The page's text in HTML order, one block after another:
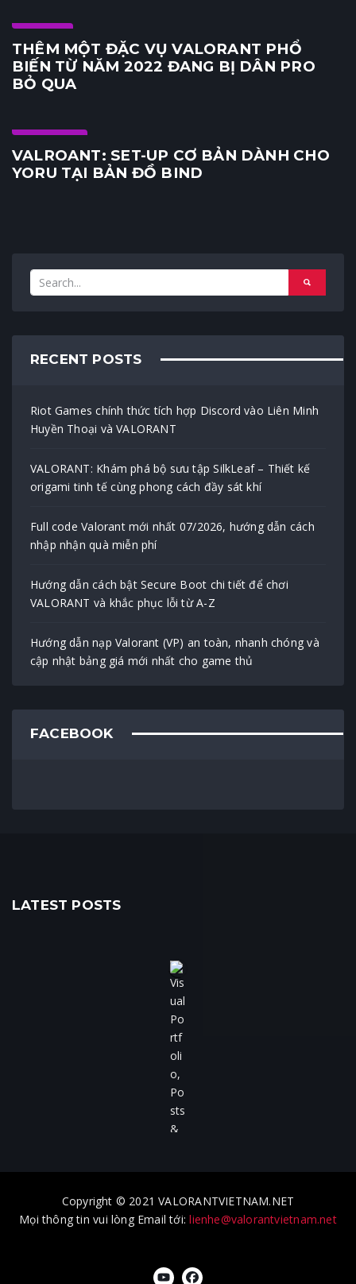
Agent
THÊM MỘT ĐẶC VỤ VALORANT PHỔ
BIẾN TỪ NĂM 2022 ĐANG BỊ DÂN PRO
BỎ QUA
E-Sports
VALROANT: SET-UP CƠ BẢN DÀNH CHO
YORU TẠI BẢN ĐỒ BIND
RECENT POSTS
Riot Games chính thức tích hợp Discord vào Liên Minh
Huyền Thoại và VALORANT
VALORANT: Khám phá bộ sưu tập SilkLeaf – Thiết kế
origami tinh tế cùng phong cách đầy sát khí
Full code Valorant mới nhất 07/2026, hướng dẫn cách
nhập nhận quà miễn phí
Hướng dẫn cách bật Secure Boot chi tiết để chơi
VALORANT và khắc phục lỗi từ A-Z
Hướng dẫn nạp Valorant (VP) an toàn, nhanh chóng và
cập nhật bảng giá mới nhất cho game thủ
FACEBOOK
LATEST POSTS
Copyright © 2021 VALORANTVIETNAM.NET
Mọi thông tin vui lòng Email tới:lienhe@valorantvietnam.net